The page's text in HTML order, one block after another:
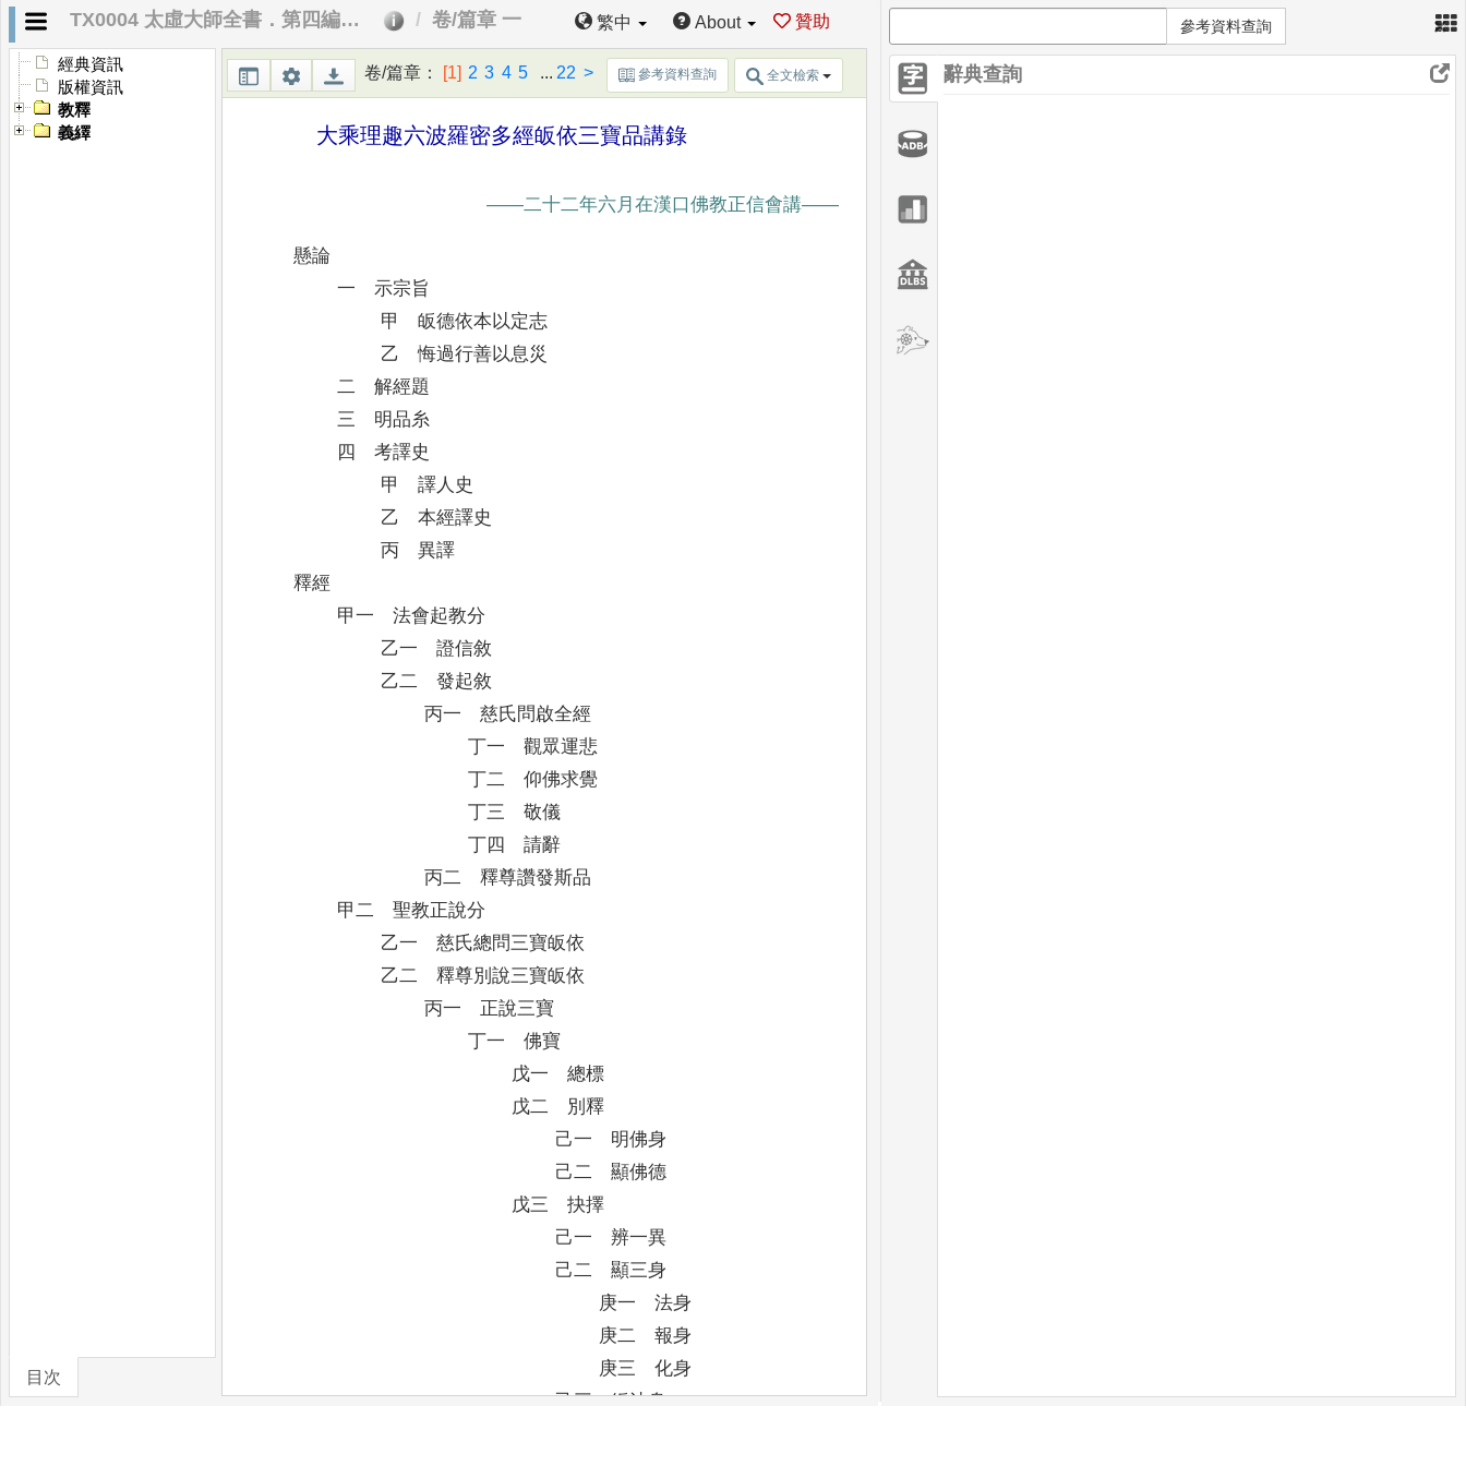
TX0004 太虛大師全書．第四編 大乘通學 卷/篇章 一 繁中 About 贊助
經典資訊
版權資訊
教釋
義繹
目次
卷/篇章 ： [1] 2 3 4 5 ... 22 > 參考資料查詢 全文檢索
大乘理趣六波羅密多經皈依三寶品講錄
——二十二年六月在漢口佛教正信會講——
懸論
一 示宗旨
甲 皈德依本以定志
乙 悔過行善以息災
二 解經題
三 明品糸
四 考譯史
甲 譯人史
乙 本經譯史
丙 異譯
釋經
甲一 法會起教分
乙一 證信敘
乙二 發起敘
丙一 慈氏問啟全經
丁一 觀眾運悲
丁二 仰佛求覺
丁三 敬儀
丁四 請辭
丙二 釋尊讚發斯品
甲二 聖教正說分
乙一 慈氏總問三寶皈依
乙二 釋尊別說三寶皈依
丙一 正說三寶
丁一 佛寶
戊一 總標
戊二 別釋
己一 明佛身
己二 顯佛德
戊三 抉擇
己一 辨一異
己二 顯三身
庚一 法身
庚二 報身
庚三 化身
己三 皈法身
×
參考資料查詢
辭典查詢